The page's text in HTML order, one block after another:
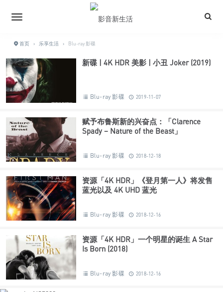
首页 › 乐享生活 › Blu-ray 影碟
新碟 | 4K HDR 美影 | 小丑 Joker (2019)
Blu-ray 影碟 2019-11-07
赋予布鲁斯新的兴奋点：「Clarence
Spady – Nature of the Beast」
Blu-ray 影碟 2018-12-18
资源「4K HDR」《登月第一人》将发售
蓝光以及 4K UHD 蓝光
Blu-ray 影碟 2018-12-16
资源「4K HDR」一个明星的诞生 A Star
Is Born (2018)
Blu-ray 影碟 2018-12-16